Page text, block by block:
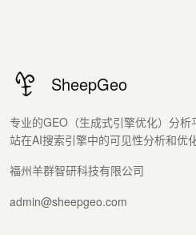
SheepGeo
专业的GEO（生成式引擎优化）分
站在AI搜索引擎中的可见性分析和优
福州羊群智研科技有限公司
admin@sheepgeo.com